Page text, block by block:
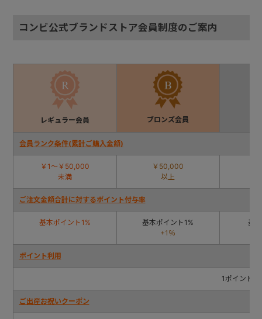
コンビ公式ブランドストア会員制度のご案内
レギュラー会員 ブロンズ会員
会員ランク条件(累計ご購入金額)
￥1〜￥50,000
未満
￥50,000
以上
ご注文金額合計に対するポイント付与率
基本ポイント1%
基本ポイント1%
+1％
基
ポイント利用
1ポイント
ご出産お祝いクーポン